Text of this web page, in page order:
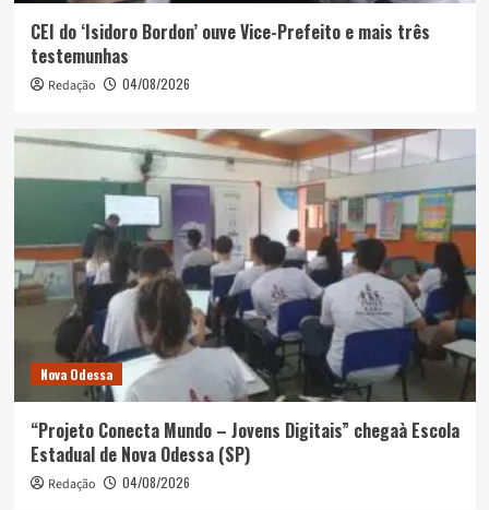
CEI do ‘Isidoro Bordon’ ouve Vice-Prefeito e mais três
testemunhas
Redação 04/08/2026
Nova Odessa
“Projeto Conecta Mundo – Jovens Digitais” chegaà Escola
Estadual de Nova Odessa (SP)
Redação 04/08/2026